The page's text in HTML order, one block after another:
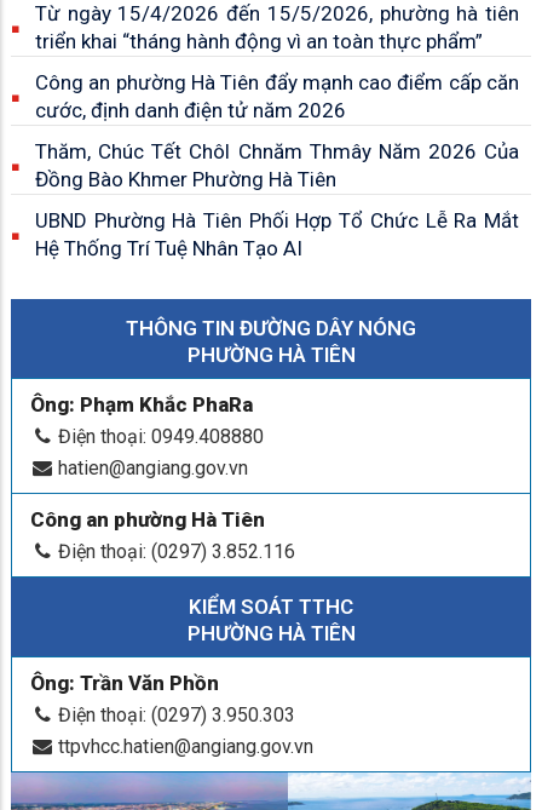
Từ ngày 15/4/2026 đến 15/5/2026, phường hà tiên
triển khai “tháng hành động vì an toàn thực phẩm”
Công an phường Hà Tiên đẩy mạnh cao điểm cấp căn
cước, định danh điện tử năm 2026
Thăm, Chúc Tết Chôl Chnăm Thmây Năm 2026 Của
Đồng Bào Khmer Phường Hà Tiên
UBND Phường Hà Tiên Phối Hợp Tổ Chức Lễ Ra Mắt
Hệ Thống Trí Tuệ Nhân Tạo AI
THÔNG TIN ĐƯỜNG DÂY NÓNG
PHƯỜNG HÀ TIÊN
Ông: Phạm Khắc PhaRa
Điện thoại: 0949.408880
hatien@angiang.gov.vn
Công an phường Hà Tiên
Điện thoại: (0297) 3.852.116
KIỂM SOÁT TTHC
PHƯỜNG HÀ TIÊN
Ông: Trần Văn Phồn
Điện thoại: (0297) 3.950.303
ttpvhcc.hatien@angiang.gov.vn